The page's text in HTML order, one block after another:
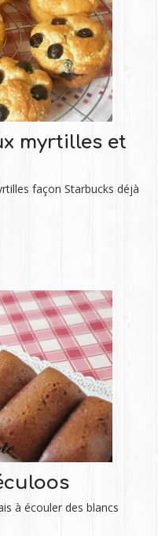
myrtilles et
façon Starbucks déjà
à écouler des blancs